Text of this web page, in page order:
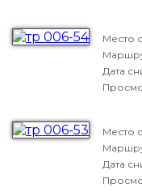
Место
Дата
Место
Дата